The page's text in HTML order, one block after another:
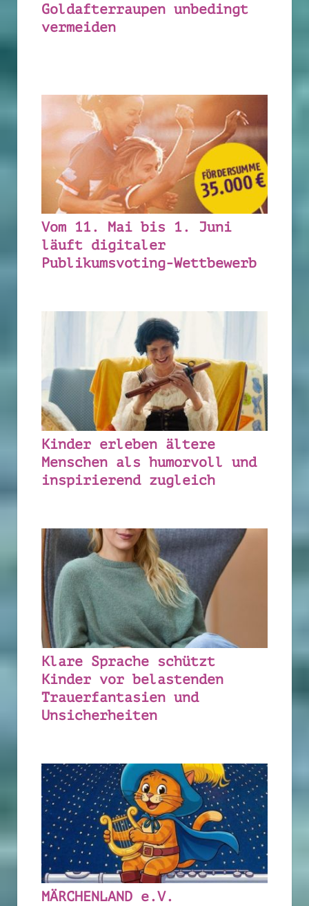
Goldafterraupen unbedingt
vermeiden
Vom 11. Mai bis 1. Juni
läuft digitaler
Publikumsvoting-Wettbewerb
Kinder erleben ältere
Menschen als humorvoll und
inspirierend zugleich
Klare Sprache schützt
Kinder vor belastenden
Trauerfantasien und
Unsicherheiten
MÄRCHENLAND e.V.